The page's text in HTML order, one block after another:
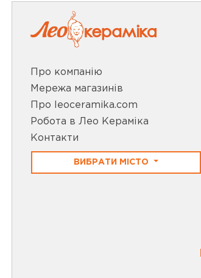
Про компанію
Мережа магазинів
Про leoceramika.com
Робота в Лео Кераміка
Контакти
ВИБРАТИ МІСТО